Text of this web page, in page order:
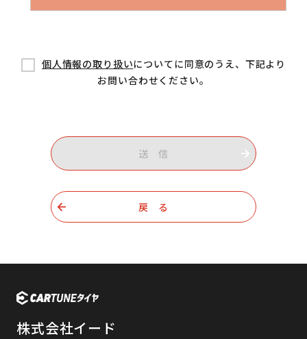
個人情報の取り扱いについてに同意のうえ、下記より
お問い合わせください。
送 信
戻 る
株式会社イード